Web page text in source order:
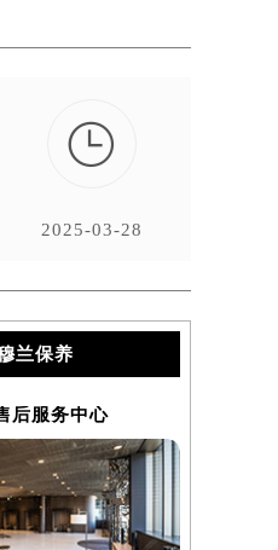

2025-03-28
兰保养
后服务中心